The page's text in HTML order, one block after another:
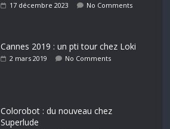
17 décembre 2023 No Comments
Cannes 2019 : un pti tour chez Loki
2 mars 2019 No Comments
Colorobot : du nouveau chez
Superlude